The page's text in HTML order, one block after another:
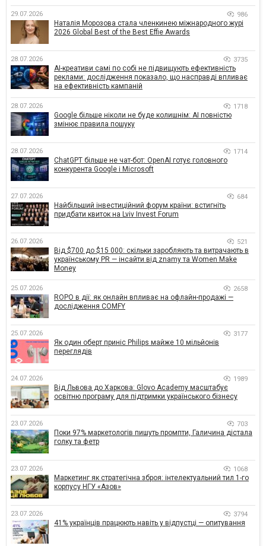
29.07.2026 986
Наталія Морозова стала членкинею міжнародного журі
2026 Global Best of the Best Effie Awards
28.07.2026 3735
AI-креативи самі по собі не підвищують ефективність
реклами: дослідження показало, що насправді впливає
на ефективність кампаній
28.07.2026 1718
Google більше ніколи не буде колишнім: AI повністю
змінює правила пошуку
28.07.2026 1714
ChatGPT більше не чат-бот: OpenAI готує головного
конкурента Google і Microsoft
27.07.2026 684
Найбільший інвестиційний форум країни: встигніть
придбати квиток на Lviv Invest Forum
26.07.2026 521
Від $700 до $15 000: скільки заробляють та витрачають в
українському PR — інсайти від znamy та Women Make
Money
25.07.2026 2658
ROPO в дії: як онлайн впливає на офлайн-продажі —
дослідження COMFY
25.07.2026 3177
Як один оберт приніс Philips майже 10 мільйонів
переглядів
24.07.2026 1989
Від Львова до Харкова: Glovo Academy масштабує
освітню програму для підтримки українського бізнесу
23.07.2026 703
Поки 97% маркетологів пишуть промпти, Галичина дістала
голку та фетр
23.07.2026 1068
Маркетинг як стратегічна зброя: інтелектуальний тил 1-го
корпусу НГУ «Азов»
23.07.2026 3794
41% українців працюють навіть у відпустці — опитування